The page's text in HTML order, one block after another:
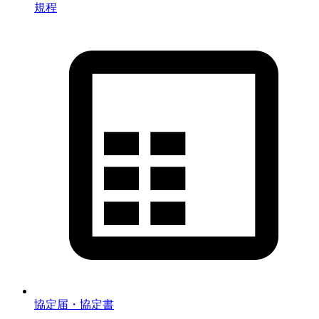
規程
協定届・協定書